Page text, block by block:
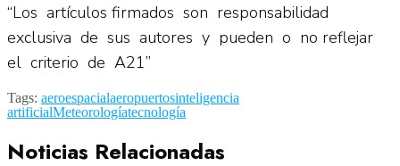
“Los artículos firmados son responsabilidad
exclusiva de sus autores y pueden o no reflejar
el criterio de A21”
Tags: aeroespacialaeropuertosinteligencia
artificialMeteorologíatecnología
Noticias Relacionadas